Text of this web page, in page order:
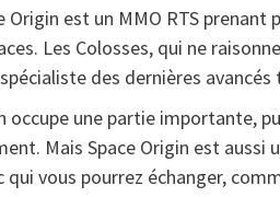
est un MMO RTS prenant
Les Colosses, qui ne
des dernières
occupe une partie importante,
Mais Space Origin est
qui vous pourrez échanger,